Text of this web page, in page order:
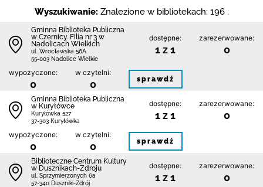
Wyszukiwanie: Znalezione w bibliotekach: 196 .
Gminna Biblioteka Publiczna
w Czernicy. Filia nr 3 w
Nadolicach Wielkich
ul. Wrocławska 56A
55-003 Nadolice Wielkie
dostępne:
1 z 1
zarezerwowane:
0
wypożyczone:
0
w czytelni:
0 sprawdź
Gminna Biblioteka Publiczna
w Kuryłówce
Kuryłówka 527
37-303 Kuryłówka
dostępne:
1 z 1
zarezerwowane:
0
wypożyczone:
0
w czytelni:
0 sprawdź
Biblioteczne Centrum Kultury
w Dusznikach-Zdroju
ul. Sprzymierzonych 6a
57-340 Duszniki-Zdrój
dostępne:
1 z 1
zarezerwowane:
0